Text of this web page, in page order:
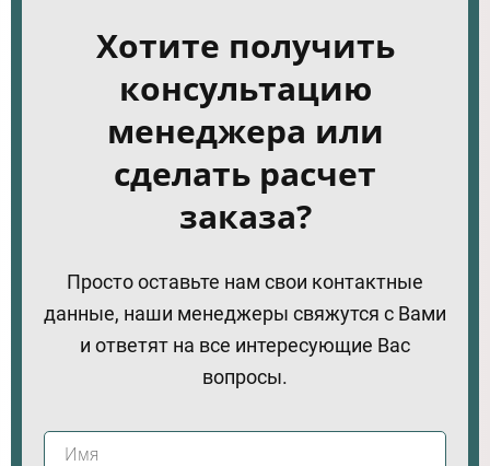
Хотите получить
консультацию
менеджера или
сделать расчет
заказа?
Просто оставьте нам свои контактные
данные, наши менеджеры свяжутся с Вами
и ответят на все интересующие Вас
вопросы.